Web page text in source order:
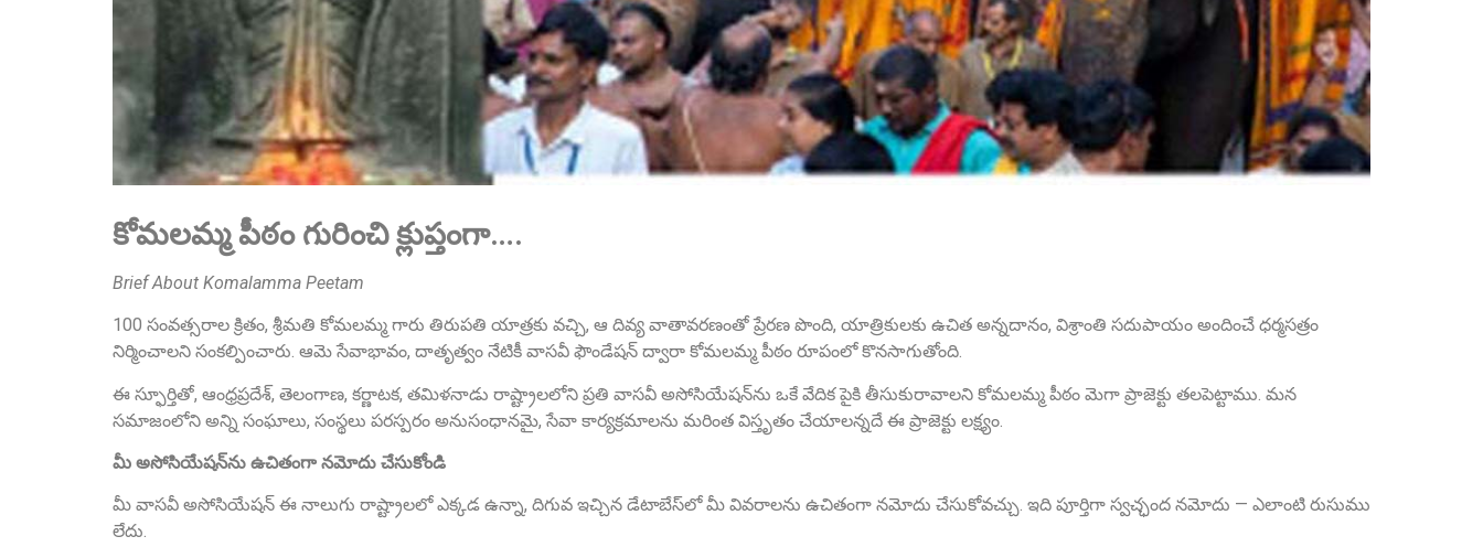
Sri Grandhi Anil
Founder Donor, USA
Sri Anna Ranganayakulu
Founder Donor, Kanigiri, Prakasam Dist. AP
కోమలమ్మ పీఠం గురించి క్లుప్తంగా….
Brief About Komalamma Peetam
100 సంవత్సరాల క్రితం, శ్రీమతి కోమలమ్మ గారు తిరుపతి యాత్రకు వచ్చి, ఆ దివ్య వాతావరణంతో ప్రేరణ పొంది, యాత్రికులకు ఉచిత అన్నదానం, విశ్రాంతి సదుపాయం అందించే ధర్మసత్రం
నిర్మించాలని సంకల్పించారు. ఆమె సేవాభావం, దాతృత్వం నేటికీ వాసవీ ఫౌండేషన్ ద్వారా కోమలమ్మ పీఠం రూపంలో కొనసాగుతోంది.
ఈ స్ఫూర్తితో, ఆంధ్రప్రదేశ్, తెలంగాణ, కర్ణాటక, తమిళనాడు రాష్ట్రాలలోని ప్రతి వాసవీ అసోసియేషన్‌ను ఒకే వేదిక పైకి తీసుకురావాలని కోమలమ్మ పీఠం మెగా ప్రాజెక్టు తలపెట్టాము. మన
సమాజంలోని అన్ని సంఘాలు, సంస్థలు పరస్పరం అనుసంధానమై, సేవా కార్యక్రమాలను మరింత విస్తృతం చేయాలన్నదే ఈ ప్రాజెక్టు లక్ష్యం.
మీ అసోసియేషన్‌ను ఉచితంగా నమోదు చేసుకోండి
మీ వాసవీ అసోసియేషన్ ఈ నాలుగు రాష్ట్రాలలో ఎక్కడ ఉన్నా, దిగువ ఇచ్చిన డేటాబేస్‌లో మీ వివరాలను ఉచితంగా నమోదు చేసుకోవచ్చు. ఇది పూర్తిగా స్వచ్ఛంద నమోదు — ఎలాంటి రుసుము
లేదు.